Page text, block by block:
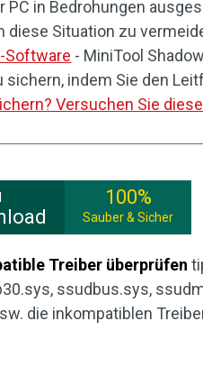
PC in Bedrohungen
diese Situation zu
Software - MiniTool
sichern, indem Sie den
Versuchen Sie
100%
Sauber & Sicher
Treiber überprüfen
ssudbus.sys,
die inkompatiblen